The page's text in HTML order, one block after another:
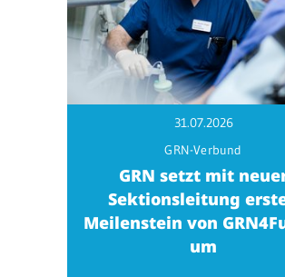
31.07.2026
GRN-Verbund
GRN setzt mit
Sektionsleitung
Meilenstein von
um